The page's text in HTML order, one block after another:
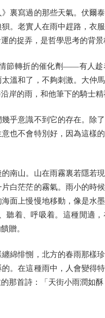
寫過的那些天氣。伏爾
。老實人在雨中趕路，衣
的捉弄，是哲學思考的背景
轉折的催化劑——有人趁
溫和了，不夠刺激。大仲
岸的雨，和他筆下的騎士精
意識不到它的存在。除
也不會特別好，因為這樣
山。山在雨霧裏若隱若
白茫茫的霧氣。雨小的時
面上慢慢地移動，像是水
着、呼吸着。這種閒適
贈。
悱惻，北方的春雨那樣珍
。在這種雨中，人會變得
那首詩：「天街小雨潤如酥